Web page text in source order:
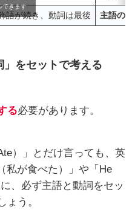
語が続き、動詞は最後 主語の
できます
をセットで考える
る必要があります。
）」とだけ言っても、英
私が食べた）」や「He
、必ず主語と動詞をセッ
ょう。